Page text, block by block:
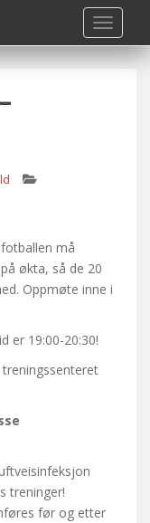
må
på økta, så de 20
Oppmøte inne i
er 19:00-20:30!
treninger!
før og etter